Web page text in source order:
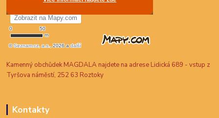
Kamenný obchůdek MAGDALA najdete na adrese Lidická 689 - vstup z
Tyršova náměstí, 252 63 Roztoky
Kontakty